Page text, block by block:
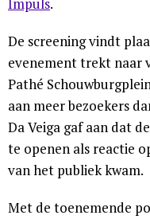
De screening vindt
evenement trekt naar
Pathé
aan meer bezoekers
Da Veiga gaf aan dat
te openen als reactie
van het publiek kwam.
Met de toenemende